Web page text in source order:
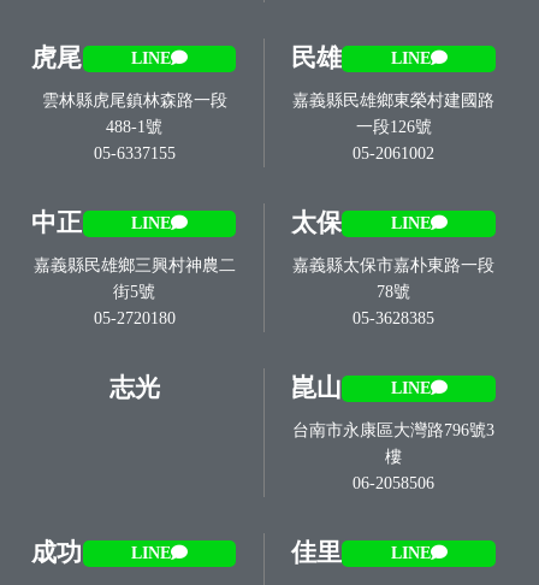
虎尾 LINE
雲林縣虎尾鎮林森路一段
488-1號
05-6337155
民雄 LINE
嘉義縣民雄鄉東榮村建國路
一段126號
05-2061002
中正 LINE
嘉義縣民雄鄉三興村神農二
街5號
05-2720180
太保 LINE
嘉義縣太保市嘉朴東路一段
78號
05-3628385
志光 崑山 LINE
台南市永康區大灣路796號3
樓
06-2058506
成功 LINE 佳里 LINE